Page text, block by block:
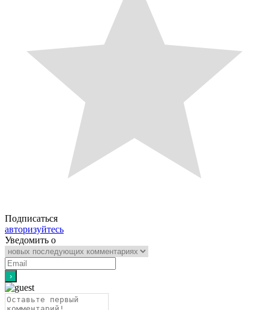
Подписаться
авторизуйтесь
Уведомить о